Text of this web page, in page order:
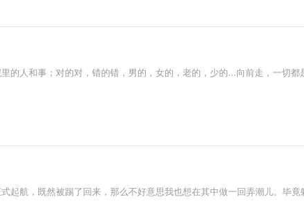
人和事；对的对，错的错，男的，女的，老的，少的...向前走，一切都
起航，既然被踢了回来，那么不好意思我也想在其中做一回弄潮儿。毕